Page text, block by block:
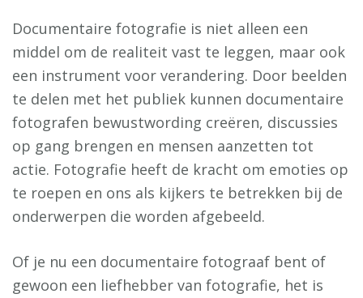
Documentaire fotografie is niet alleen een
middel om de realiteit vast te leggen, maar ook
een instrument voor verandering. Door beelden
te delen met het publiek kunnen documentaire
fotografen bewustwording creëren, discussies
op gang brengen en mensen aanzetten tot
actie. Fotografie heeft de kracht om emoties op
te roepen en ons als kijkers te betrekken bij de
onderwerpen die worden afgebeeld.
Of je nu een documentaire fotograaf bent of
gewoon een liefhebber van fotografie, het is